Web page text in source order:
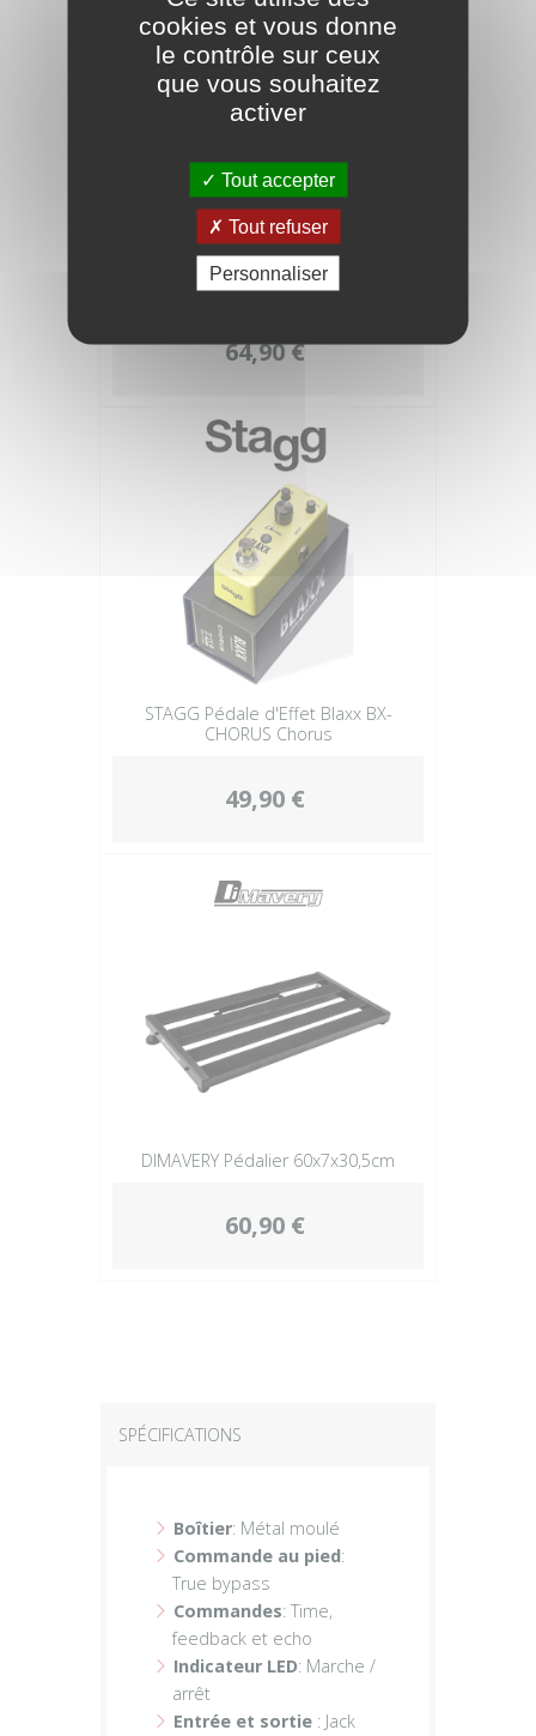
DIMAVERY Étui effecteur grand
64,90 €
STAGG Pédale d'Effet Blaxx BX-
CHORUS Chorus
49,90 €
DIMAVERY Pédalier 60x7x30,5cm
60,90 €
SPÉCIFICATIONS
Boîtier: Métal moulé
Commande au pied:
True bypass
Commandes: Time,
feedback et echo
Indicateur LED: Marche /
arrêt
Entrée et sortie : Jack
cookies et vous donne
le contrôle sur ceux
que vous souhaitez
activer
Tout accepter
Tout refuser
Personnaliser